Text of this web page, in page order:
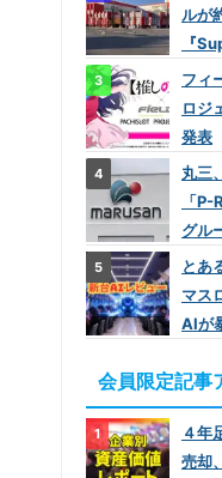
ルが
『
フィ
ロジ
発表
丸三
「
グル
とあ
マス
AIが
会員限定記事
４年
売却